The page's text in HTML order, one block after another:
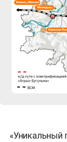
«Уникальный